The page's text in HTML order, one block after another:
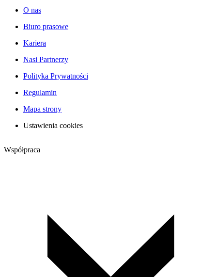
O nas
Biuro prasowe
Kariera
Nasi Partnerzy
Polityka Prywatności
Regulamin
Mapa strony
Ustawienia cookies
Współpraca